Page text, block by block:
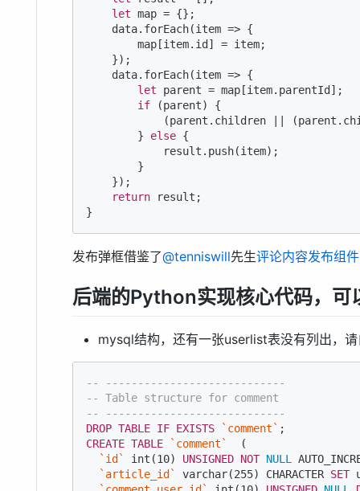
let map = {};
    data.forEach(
item => {
        map[item.id] = item;
    });
    data.forEach(
item => {
let parent = map[item.parentId];
if (parent) {
(parent.children ||
        }
else {
            result.push(item);
        }
    });
return result;
}
发布弹框借鉴了@tenniswill先生评论内容发布组件
后端的Python实现核心代码，可
mysql结构，还有一张userlist表没有列出，
-- ----------------------------
-- Table structure for comment
-- ----------------------------
DROP TABLE IF EXISTS `comment`
CREATE TABLE `comment`
  (
`id`
int (10) UNSIGNED NOT NULL
`article_id`
varchar(255) CHARACTER SET